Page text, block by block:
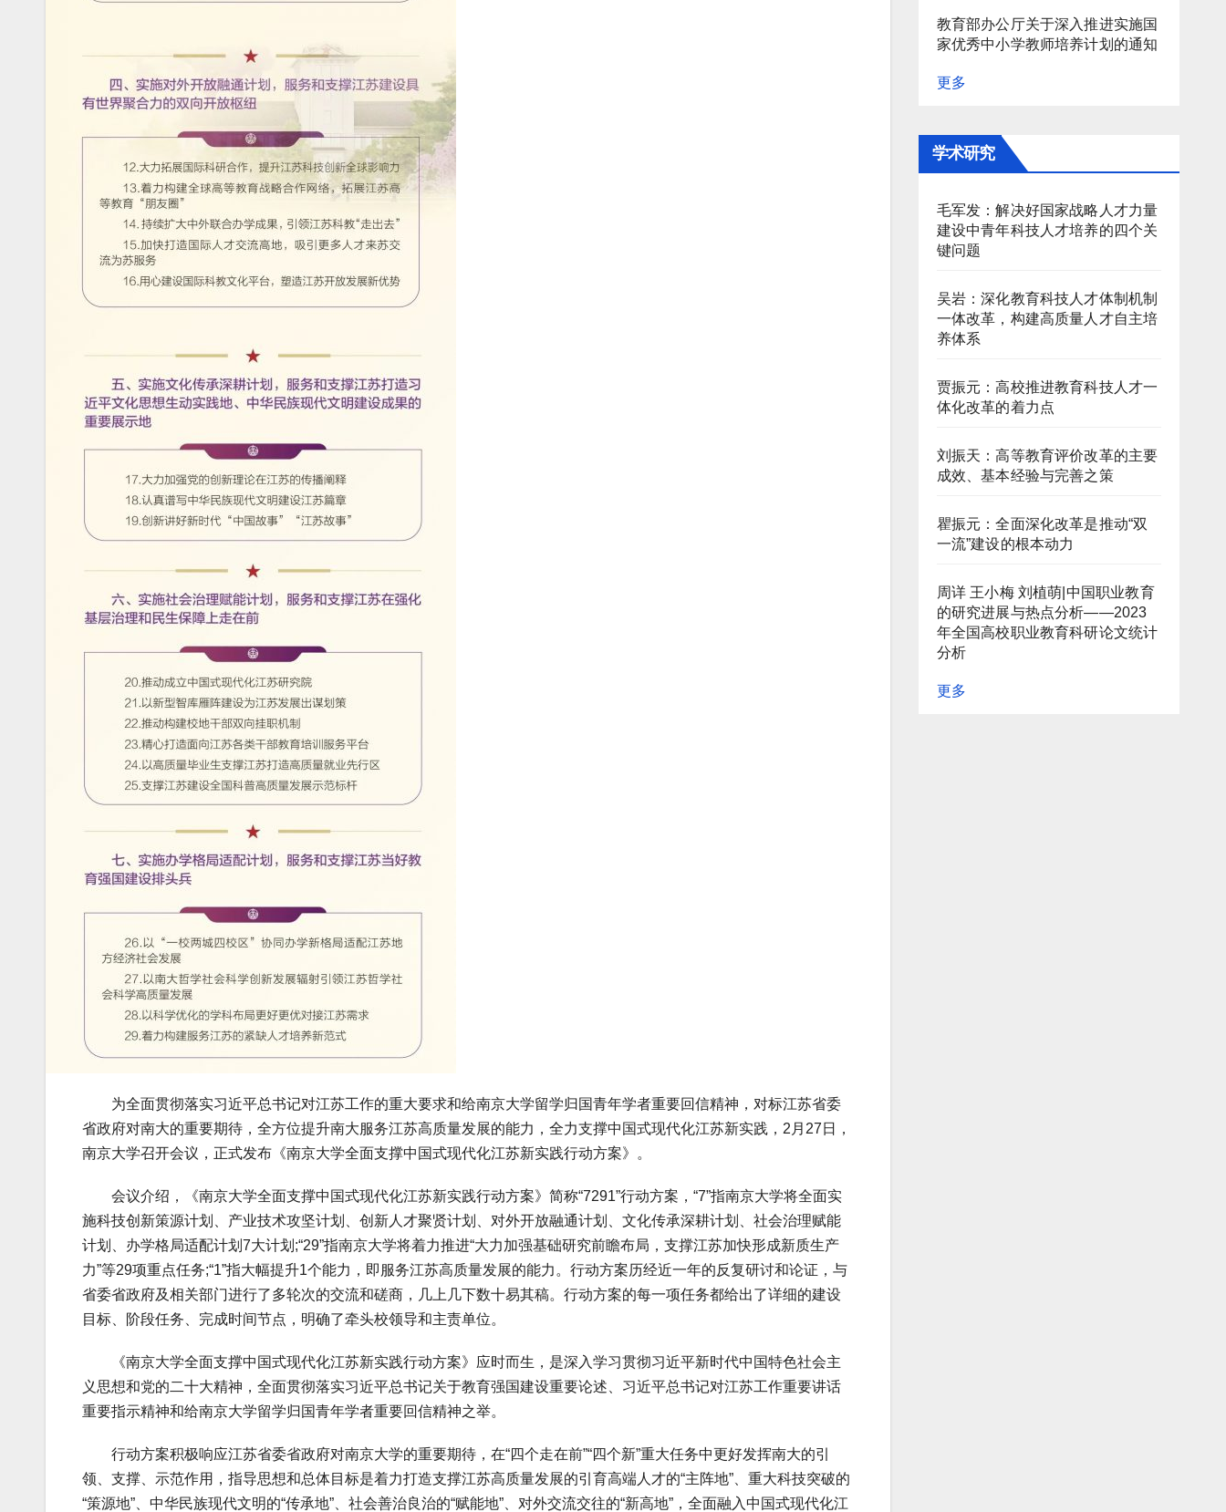
为全面贯彻落实习近平总书记对江苏工作的重大要求和给南京大学留学归国青年学者重要回信精神，对标江苏省委
省政府对南大的重要期待，全方位提升南大服务江苏高质量发展的能力，全力支撑中国式现代化江苏新实践，2月27日，
南京大学召开会议，正式发布《南京大学全面支撑中国式现代化江苏新实践行动方案》。
会议介绍，《南京大学全面支撑中国式现代化江苏新实践行动方案》简称“7291”行动方案，“7”指南京大学将全面实
施科技创新策源计划、产业技术攻坚计划、创新人才聚贤计划、对外开放融通计划、文化传承深耕计划、社会治理赋能
计划、办学格局适配计划7大计划;“29”指南京大学将着力推进“大力加强基础研究前瞻布局，支撑江苏加快形成新质生产
力”等29项重点任务;“1”指大幅提升1个能力，即服务江苏高质量发展的能力。行动方案历经近一年的反复研讨和论证，与
省委省政府及相关部门进行了多轮次的交流和磋商，几上几下数十易其稿。行动方案的每一项任务都给出了详细的建设
目标、阶段任务、完成时间节点，明确了牵头校领导和主责单位。
《南京大学全面支撑中国式现代化江苏新实践行动方案》应时而生，是深入学习贯彻习近平新时代中国特色社会主
义思想和党的二十大精神，全面贯彻落实习近平总书记关于教育强国建设重要论述、习近平总书记对江苏工作重要讲话
重要指示精神和给南京大学留学归国青年学者重要回信精神之举。
行动方案积极响应江苏省委省政府对南京大学的重要期待，在“四个走在前”“四个新”重大任务中更好发挥南大的引
领、支撑、示范作用，指导思想和总体目标是着力打造支撑江苏高质量发展的引育高端人才的“主阵地”、重大科技突破的
“策源地”、中华民族现代文明的“传承地”、社会善治良治的“赋能地”、对外交流交往的“新高地”，全面融入中国式现代化江
教育部办公厅关于深入推进实施国
家优秀中小学教师培养计划的通知
更多
学术研究
毛军发：解决好国家战略人才力量
建设中青年科技人才培养的四个关
键问题
吴岩：深化教育科技人才体制机制
一体改革，构建高质量人才自主培
养体系
贾振元：高校推进教育科技人才一
体化改革的着力点
刘振天：高等教育评价改革的主要
成效、基本经验与完善之策
瞿振元：全面深化改革是推动“双
一流”建设的根本动力
周详 王小梅 刘植萌|中国职业教育
的研究进展与热点分析——2023
年全国高校职业教育科研论文统计
分析
更多